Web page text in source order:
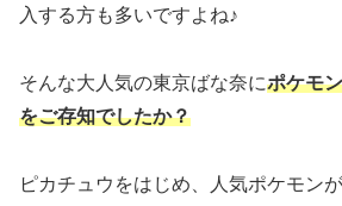
入する方も多いですよね♪
そんな大人気の東京ばな奈にポケモ
をご存知でしたか？
ピカチュウをはじめ、人気ポケモン